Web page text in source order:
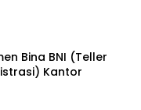
Bina BNI (Teller
Kantor